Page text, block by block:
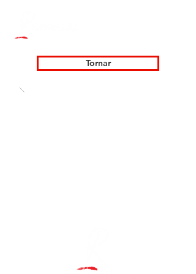
Tornar